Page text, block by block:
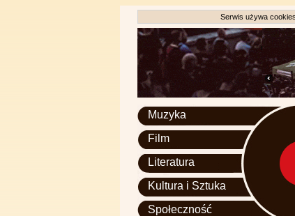
Serwis używa
Muzyka
Film
Literatura
Kultura i Sztuka
Społeczność